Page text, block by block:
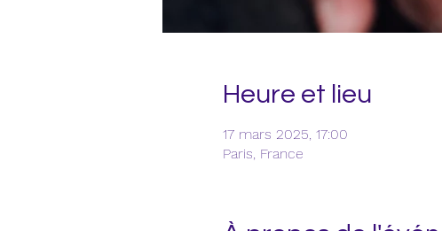
Heure et lieu
17 mars 2025, 17:00
Paris, France